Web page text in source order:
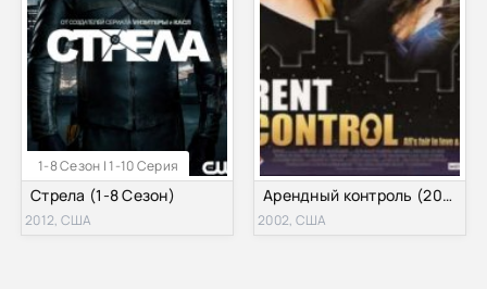
1-8 Сезон | 1-10 Серия
Стрела (1-8 Сезон)
2012, США
Арендный контроль (2002)
2002, США